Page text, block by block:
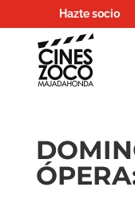
Hazte socio